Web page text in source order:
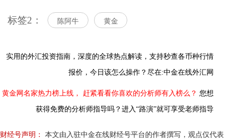
标签2： 陈阿牛 黄金
实用的外汇投资指南， 深度的全球热点解读， 支持秒查各币种行情
报价，今日该怎么操作？尽在:中金在线外汇网
黄金网名家热力榜上线， 赶紧看看你喜欢的分析师有入榜么？ 您想
获得免费的分析师指导吗？进入“路演”就可享受老师指导
财经号声明：
本文由入驻中金在线财经号平台的作者撰写，观点仅代表